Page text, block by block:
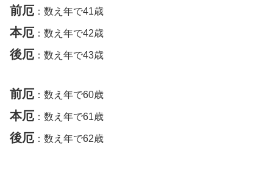
前厄 ：数え年で41歳
本厄 ：数え年で42歳
後厄 ：数え年で43歳
前厄 ：数え年で60歳
本厄 ：数え年で61歳
後厄 ：数え年で62歳